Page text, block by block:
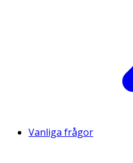
Vanliga frågor